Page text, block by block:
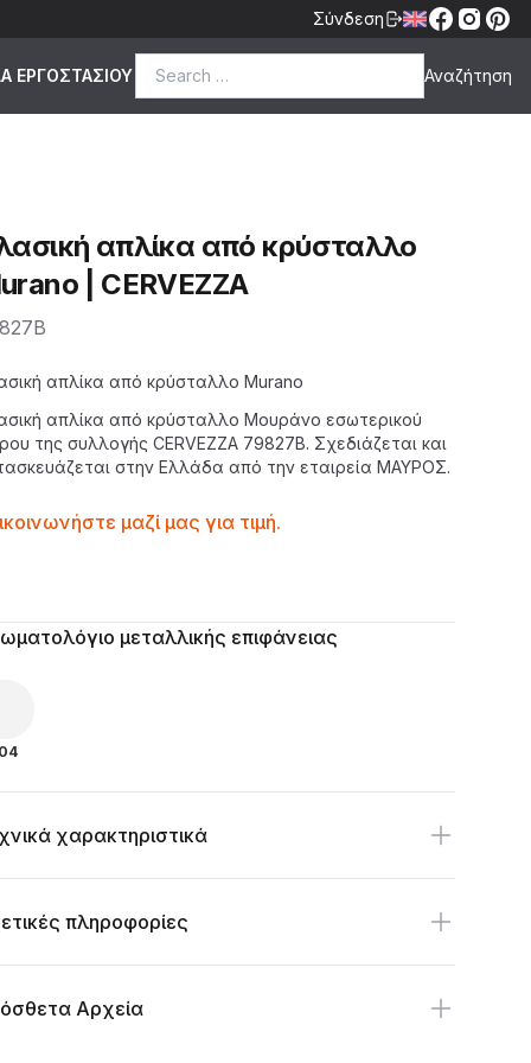
Σύνδεση
ΕΡΓΟΣΤΑΣΙΟΥ
απλίκα από κρύσταλλο
| CERVEZZA
απλίκα από κρύσταλλο Murano
απλίκα από κρύσταλλο Mουράνο εσωτερικού
της συλλογής CERVEZZA79827B. Σχεδιάζεται και
στην Ελλάδα από την εταιρεία ΜΑΥΡΟΣ.
μαζί μας για τιμή.
detailsμεταλλικής επιφάνειας
χαρακτηριστικά
πληροφορίες
Αρχεία